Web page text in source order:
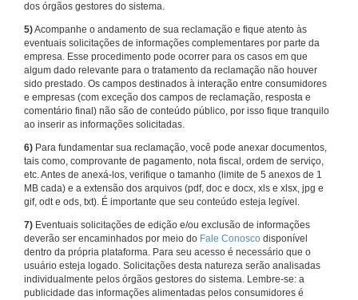
dos órgãos gestores do sistema.
5)Acompanhe o andamento de sua reclamação e fique atento às
eventuais solicitações de informações complementares por parte da
empresa. Esse procedimento pode ocorrer para os casos em que
algum dado relevante para o tratamento da reclamação não houver
sido prestado. Os campos destinados à interação entre consumidores
e empresas (com exceção dos campos de reclamação, resposta e
comentário final) não são de conteúdo público, por isso fique tranquilo
ao inserir as informações solicitadas.
6) Para fundamentar sua reclamação, você pode anexar documentos,
tais como, comprovante de pagamento, nota fiscal, ordem de serviço,
etc. Antes de anexá-los, verifique o tamanho (limite de 5 anexos de 1
MB cada) e a extensão dos arquivos (pdf, doc e docx, xls e xlsx, jpg e
gif, odt e ods, txt). É importante que seu conteúdo esteja legível.
7) Eventuais solicitações de edição e/ou exclusão de informações
deverão ser encaminhados por meio do Fale Conosco disponível
dentro da própria plataforma. Para seu acesso é necessário que o
usuário esteja logado. Solicitações desta natureza serão analisadas
individualmente pelos órgãos gestores do sistema. Lembre-se: a
publicidade das informações alimentadas pelos consumidores é